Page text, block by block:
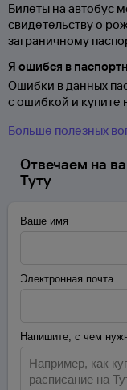
Билеты на автобус
свидетельству о
заграничному
Я ошибся в
Ошибки в данных
с ошибкой и купите
Больше полезных
Отвечаем на
Туту
Ваше имя
Электронная почта
Напишите, с чем